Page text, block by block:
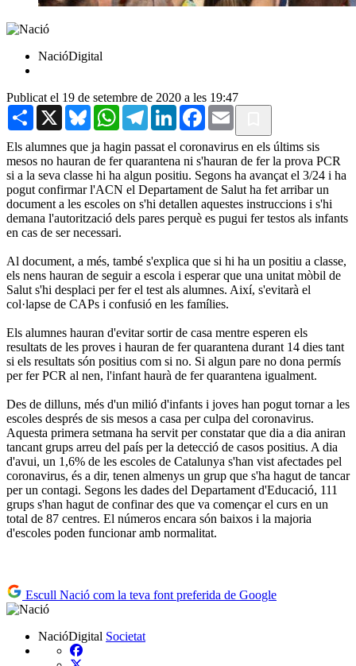
NacióDigital
Publicat el 19 de setembre de 2020 a les 19:47
Share X BlueskyWhatsAppTelegramLinkedInFacebook
Email
Els alumnes que ja hagin passat el coronavirus en els últims sis
mesos no hauran de fer quarantena ni s'hauran de fer la prova PCR
si a la seva classe hi ha algun positiu. Segons ha avançat el 3/24 i ha
pogut confirmar l'ACN el Departament de Salut ha fet arribar un
document a les escoles on s'hi detallen aquestes instruccions i s'hi
demana l'autorització dels pares perquè es pugui fer testos als infants
en cas de ser necessari.
Al document, a més, també s'explica que si hi ha un positiu a classe,
els nens hauran de seguir a escola i esperar que una unitat mòbil de
Salut s'hi desplaci per fer el test als alumnes. Així, s'evitarà el
col·lapse de CAPs i confusió en les famílies.
Els alumnes hauran d'evitar sortir de casa mentre esperen els
resultats de les proves i hauran de fer quarantena durant 14 dies tant
si els resultats són positius com si no. Si algun pare no dona permís
per fer PCR al nen, l'infant haurà de fer quarantena igualment.
Des de dilluns, més d'un milió d'infants i joves han pogut tornar a les
escoles després de sis mesos a casa per culpa del coronavirus.
Aquesta primera setmana ha servit per constatar que dia a dia aniran
tancant grups arreu del país per la detecció de casos positius. A dia
d'avui, un 1,6% de les escoles de Catalunya s'han vist afectades pel
coronavirus, és a dir, tenen almenys un grup que s'ha hagut de tancar
per un contagi. Segons les dades del Departament d'Educació, 111
grups s'han hagut de confinar des que va començar el curs en un
total de 87 centres. El números encara són baixos i la majoria
d'escoles poden funcionar amb normalitat.
Escull Nació com la teva font preferida de Google
NacióDigital Societat